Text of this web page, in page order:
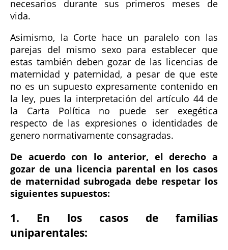
necesarios durante sus primeros meses de
vida.
Asimismo, la Corte hace un paralelo con las
parejas del mismo sexo para establecer que
estas también deben gozar de las licencias de
maternidad y paternidad, a pesar de que este
no es un supuesto expresamente contenido en
la ley, pues la interpretación del artículo 44 de
la Carta Política no puede ser exegética
respecto de las expresiones o identidades de
genero normativamente consagradas.
De acuerdo con lo anterior, el derecho a
gozar de una licencia parental en los casos
de maternidad subrogada debe respetar los
siguientes supuestos:
1. En los casos de familias
uniparentales: